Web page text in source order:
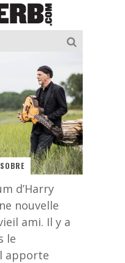
d’Harry
nouvelle
ami. Il y a
le
apporte